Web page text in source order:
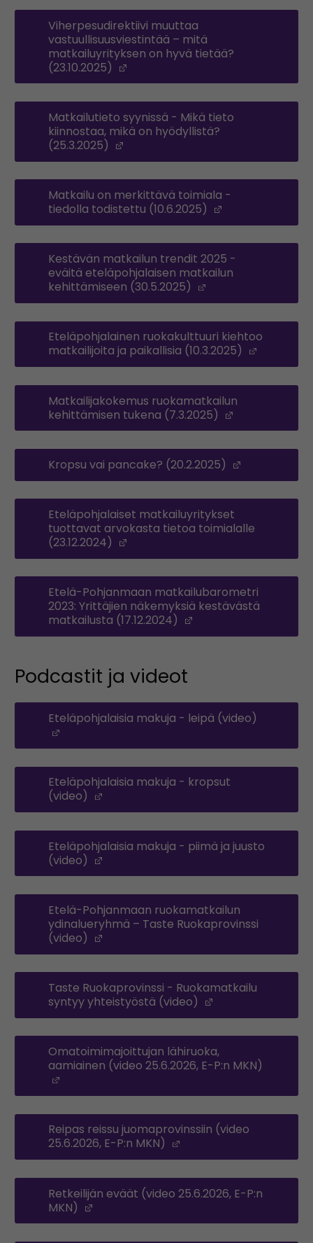
Viherpesudirektiivi muuttaa
vastuullisuusviestintää – mitä
matkailuyrityksen on hyvä tietää?
(23.10.2025)
Matkailutieto syynissä - Mikä tieto
kiinnostaa, mikä on hyödyllistä?
(25.3.2025)
Matkailu on merkittävä toimiala -
tiedolla todistettu (10.6.2025)
Kestävän matkailun trendit 2025 -
eväitä eteläpohjalaisen matkailun
kehittämiseen (30.5.2025)
Eteläpohjalainen ruokakulttuuri kiehtoo
matkailijoita ja paikallisia (10.3.2025)
Matkailijakokemus ruokamatkailun
kehittämisen tukena (7.3.2025)
Kropsu vai pancake? (20.2.2025)
Eteläpohjalaiset matkailuyritykset
tuottavat arvokasta tietoa toimialalle
(23.12.2024)
Etelä-Pohjanmaan matkailubarometri
2023: Yrittäjien näkemyksiä kestävästä
matkailusta (17.12.2024)
Podcastit ja videot
Eteläpohjalaisia makuja - leipä (video)
Eteläpohjalaisia makuja - kropsut
(video)
Eteläpohjalaisia makuja - piimä ja juusto
(video)
Etelä-Pohjanmaan ruokamatkailun
ydinalueryhmä – Taste Ruokaprovinssi
(video)
Taste Ruokaprovinssi - Ruokamatkailu
syntyy yhteistyöstä (video)
Omatoimimajoittujan lähiruoka,
aamiainen (video 25.6.2026, E-P:n MKN)
Reipas reissu juomaprovinssiin (video
25.6.2026, E-P:n MKN)
Retkeilijän eväät (video 25.6.2026, E-P:n
MKN)